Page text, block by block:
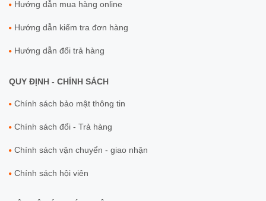
Hướng dẫn mua hàng online
Hướng dẫn kiểm tra đơn hàng
Hướng dẫn đổi trả hàng
QUY ĐỊNH - CHÍNH SÁCH
Chính sách bảo mật thông tin
Chính sách đổi - Trả hàng
Chính sách vận chuyển - giao nhận
Chính sách hội viên